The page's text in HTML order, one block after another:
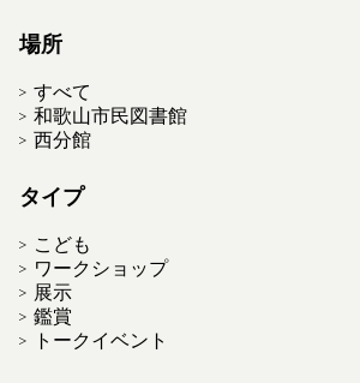
場所
すべて
和歌山市民図書館
西分館
タイプ
こども
ワークショップ
展示
鑑賞
トークイベント